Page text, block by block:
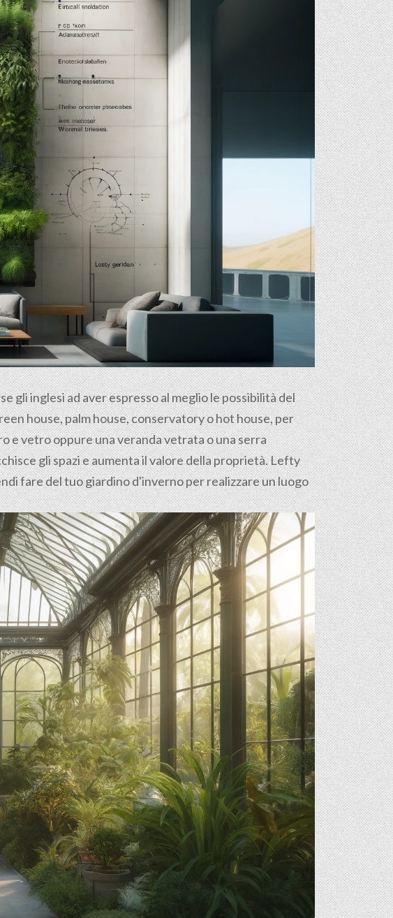
gli inglesi ad aver espresso al meglio le possibilità del
house, palm house, conservatory o hot house, per
e vetro oppure una veranda vetrata o una serra
gli spazi e aumenta il valore della proprietà. Lefty
fare del tuo giardino d'inverno per realizzare un luogo